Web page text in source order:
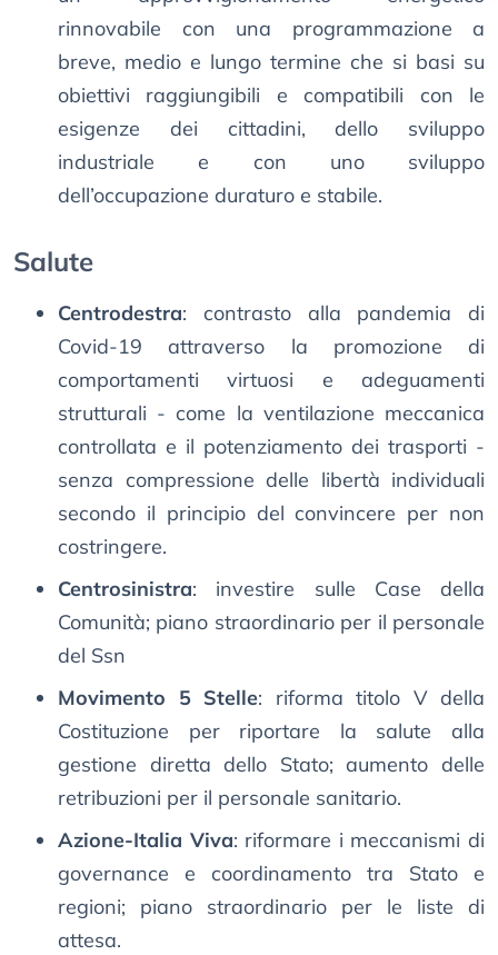
rinnovabile con una programmazione a
breve, medio e lungo termine che si basi su
obiettivi raggiungibili e compatibili con le
esigenze dei cittadini, dello sviluppo
industriale e con uno sviluppo
dell’occupazione duraturo e stabile.
Salute
Centrodestra: contrasto alla pandemia di
Covid-19 attraverso la promozione di
comportamenti virtuosi e adeguamenti
strutturali - come la ventilazione meccanica
controllata e il potenziamento dei trasporti -
senza compressione delle libertà individuali
secondo il principio del convincere per non
costringere.
Centrosinistra: investire sulle Case della
Comunità; piano straordinario per il personale
del Ssn
Movimento 5 Stelle: riforma titolo V della
Costituzione per riportare la salute alla
gestione diretta dello Stato; aumento delle
retribuzioni per il personale sanitario.
Azione-Italia Viva: riformare i meccanismi di
governance e coordinamento tra Stato e
regioni; piano straordinario per le liste di
attesa.